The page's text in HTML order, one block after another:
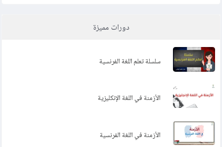
دورات مميزة
سلسلة تعلم اللغة الفرنسية
الأزمنة في اللغة الإنكليزية
الأزمنة في اللغة الفرنسية